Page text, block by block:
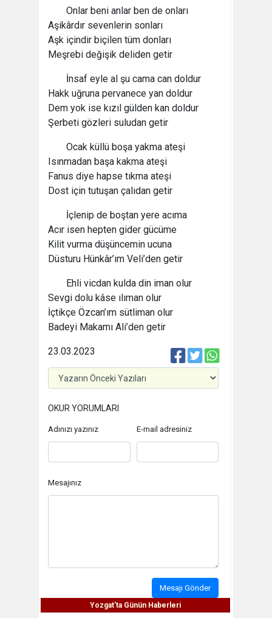
Onlar beni anlar ben de onları
Aşikârdır sevenlerin sonları
Aşk içindir biçilen tüm donları
Meşrebi değişik deliden getir
İnsaf eyle al şu cama can doldur
Hakk uğruna pervanece yan doldur
Dem yok ise kızıl gülden kan doldur
Şerbeti gözleri suludan getir
Ocak küllü boşa yakma ateşi
Isınmadan başa kakma ateşi
Fanus diye hapse tıkma ateşi
Dost için tutuşan çalıdan getir
İçlenip de boştan yere acıma
Acır isen hepten gider gücüme
Kilit vurma düşüncemin ucuna
Düsturu Hünkâr’ım Veli’den getir
Ehli vicdan kulda din iman olur
Sevgi dolu kâse ılıman olur
İçtikçe Özcan’ım sütliman olur
Badeyi Makamı Ali’den getir
23.03.2023
OKUR YORUMLARI
Adınızı yazınız E-mail adresiniz
Mesajınız
Mesajı Gönder
Yozgat'ta Günün Haberleri